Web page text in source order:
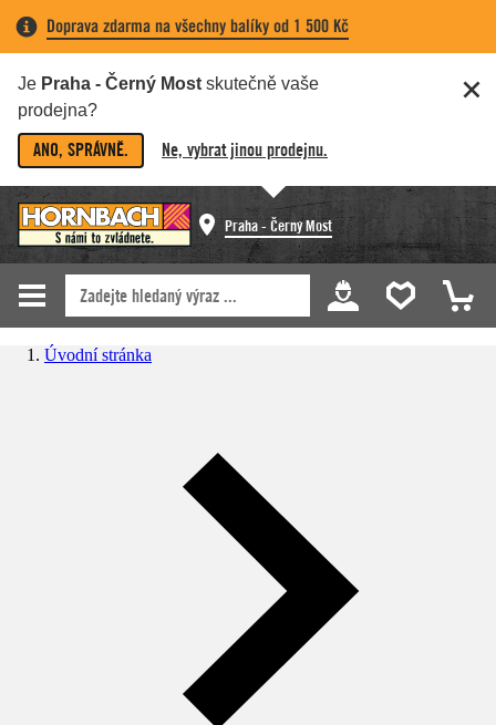
Doprava zdarma na všechny balíky od 1 500 Kč
Je Praha - Černý Most skutečně vaše
prodejna?
ANO, SPRÁVNĚ. Ne, vybrat jinou prodejnu.
Praha - Černý Most
Úvodní stránka